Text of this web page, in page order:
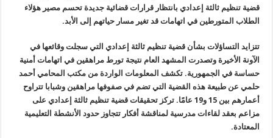
قضية تنظيم ثالثة إعدادي بانتظار قرارات قضائية جديدة تحسم مصير هؤلاء
الطلاب المتورطين في اتهامات قد تغير مسار حياتهم إلى الأبد.
تتزايد التساؤلات بشأن قضية تنظيم ثالثة إعدادي التي سجلت وقائعها في
الآونة الأخيرة وتصدرت المشهد العام نتيجة تورط مراهقين في اتهامات أمنية
حساسة في الجمهورية. تكشف المعلومات الواردة من مكتب المحامي أحمد
حلمي عن طبيعة هذه القضية التي تضم في صفوفها مراهقين وشبابا تتراوح
أعمارهم بين 15 و19
عامًا. تركز تحقيقات قضية تنظيم ثالثة إعدادي على
مزاعم بعقد لقاءات مدرسية لمناقشة أفكار تتجاوز حدود الأنشطة التعليمية
المعتادة.